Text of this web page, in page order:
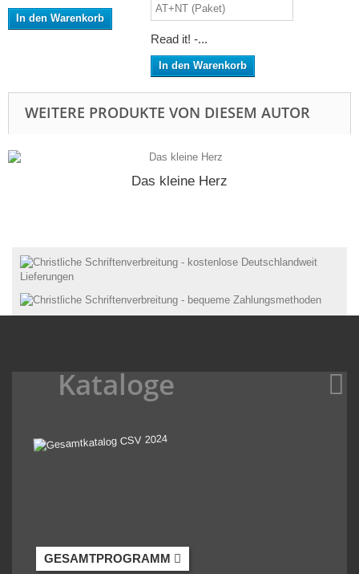
In den Warenkorb
Read it! -...
In den Warenkorb
WEITERE PRODUKTE VON DIESEM AUTOR
Das kleine Herz
Kataloge
GESAMTPROGRAMM